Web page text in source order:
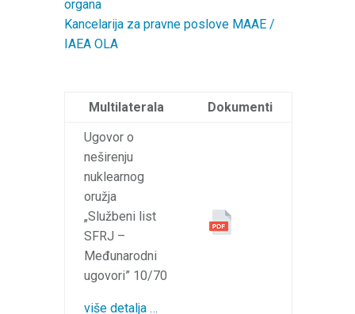
organa
Kancelarija za pravne poslove MAAE /
IAEA OLA
Multilaterala
Dokumenti
Ugovor o
neširenju
nuklearnog
oružja
„Službeni list
SFRJ –
Međunarodni
ugovori” 10/70
više detalja …